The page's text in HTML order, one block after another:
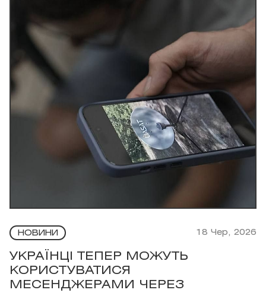
НОВИНИ 18 Чер, 2026
УКРАЇНЦІ ТЕПЕР МОЖУТЬ
КОРИСТУВАТИСЯ
МЕСЕНДЖЕРАМИ ЧЕРЕЗ